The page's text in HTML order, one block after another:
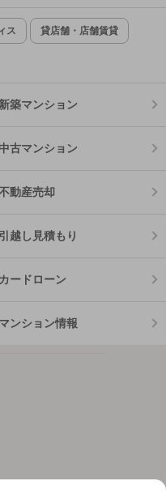
ス 貸店舗・店舗賃貸
新築マンション
中古マンション
動産売却
引越し見積もり
カードローン
マンション情報